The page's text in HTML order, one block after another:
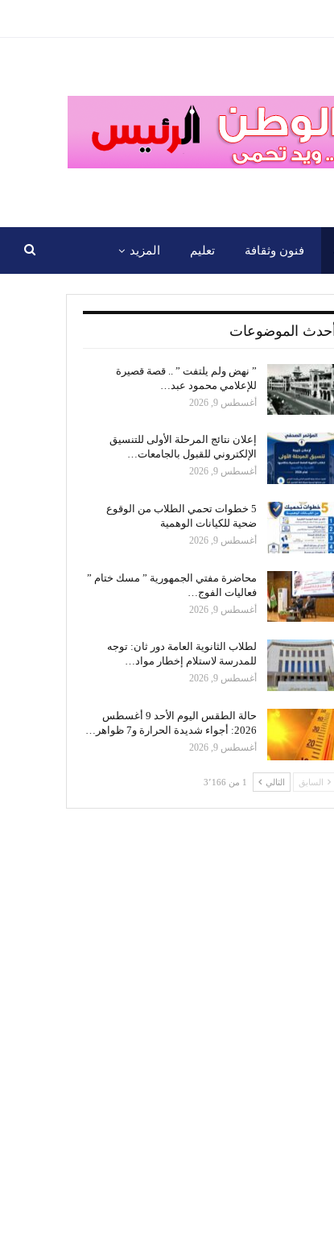
فنون وثقافة تعليم المزيد
أحدث الموضوعات
” نهض ولم يلتفت ” .. قصة قصيرة
للإعلامي محمود عبد…
أغسطس 9, 2026
إعلان نتائج المرحلة الأولى للتنسيق
الإلكتروني للقبول بالجامعات…
أغسطس 9, 2026
5 خطوات تحمي الطلاب من الوقوع
ضحية للكيانات الوهمية
أغسطس 9, 2026
محاضرة مفتي الجمهورية ” مسك ختام ”
فعاليات الفوج…
أغسطس 9, 2026
لطلاب الثانوية العامة دور ثان: توجه
للمدرسة لاستلام إخطار مواد…
أغسطس 9, 2026
حالة الطقس اليوم الأحد 9 أغسطس
2026: أجواء شديدة الحرارة و7 ظواهر…
أغسطس 9, 2026
السابق التالي 1 من 3٬166